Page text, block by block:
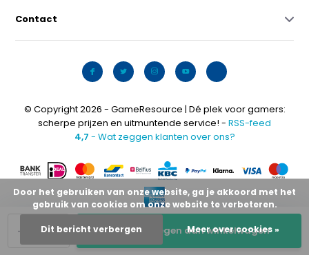
+
- Toevoegen aan winkelwagen
Contact
© Copyright 2026 - GameResource | Dé plek voor gamers:
scherpe prijzen en uitmuntende service! - RSS-feed
4,7 - Wat zeggen klanten over ons?
Door het gebruiken van onze website, ga je akkoord met het
gebruik van cookies om onze website te verbeteren.
Dit bericht verbergen Meer over cookies »